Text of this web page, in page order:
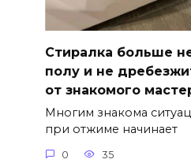
Стиралка больше
полу и не
от знакомого
Многим знакома
при отжиме начинает
0 35